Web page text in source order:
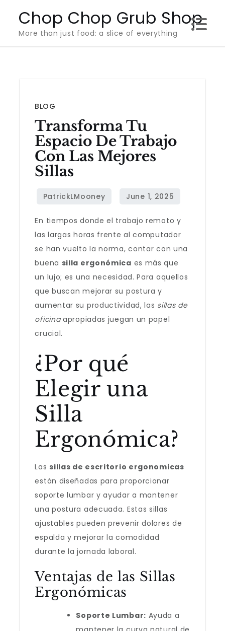
content
Chop Chop Grub Shop
More than just food: a slice of everything
BLOG
Transforma Tu
Espacio De Trabajo
Con Las Mejores
Sillas
En tiempos donde el trabajo remoto y
las largas horas frente al computador
se han vuelto la norma, contar con una
buena silla ergonómica es más que
un lujo; es una necesidad. Para aquellos
que buscan mejorar su postura y
aumentar su productividad, las sillas de
oficinaapropiadas juegan un papel
crucial.
¿Por qué
Elegir una
Silla
Ergonómica?
Lassillas de escritorio ergonomicas
están diseñadas para proporcionar
soporte lumbar y ayudar a mantener
una postura adecuada. Estas sillas
ajustables pueden prevenir dolores de
espalda y mejorar la comodidad
durante la jornada laboral.
Ventajas de las Sillas
Ergonómicas
Soporte Lumbar: Ayuda a